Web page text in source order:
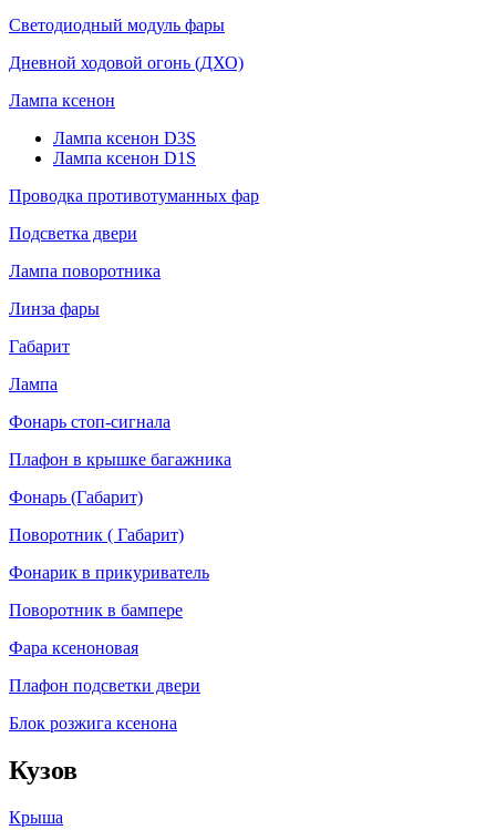
Светодиодный модуль фары
Дневной ходовой огонь (ДХО)
Лампа ксенон
Лампа ксенон D3S
Лампа ксенон D1S
Проводка противотуманных фар
Подсветка двери
Лампа поворотника
Линза фары
Габарит
Лампа
Фонарь стоп-сигнала
Плафон в крышке багажника
Фонарь (Габарит)
Поворотник ( Габарит)
Фонарик в прикуриватель
Поворотник в бампере
Фара ксеноновая
Плафон подсветки двери
Блок розжига ксенона
Кузов
Крыша